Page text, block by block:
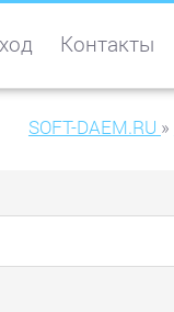
Контакты
SOFT-DAEM.RU »